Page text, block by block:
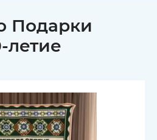
Подарки
летие